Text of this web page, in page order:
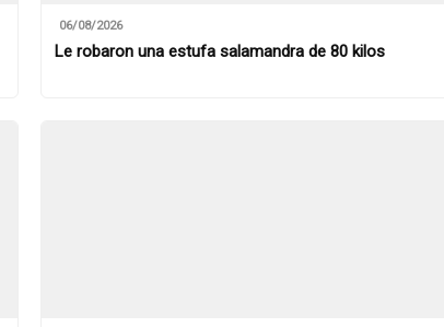
06/08/2026
Le robaron una estufa salamandra de 80 kilos